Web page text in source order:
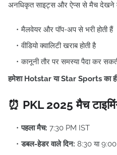
अनधिकृत साइट्स और ऐप्स से मैच देखने
मैलवेयर और पॉप-अप से भरी होती हैं
वीडियो क्वालिटी खराब होती है
कानूनी तौर पर समस्या पैदा कर
हमेशा Hotstar या Star Sports का
⏰ PKL 2025 मैच
पहला मैच: 7:30 PM IST
डबल-हेडर वाले दिन: 8:30 या